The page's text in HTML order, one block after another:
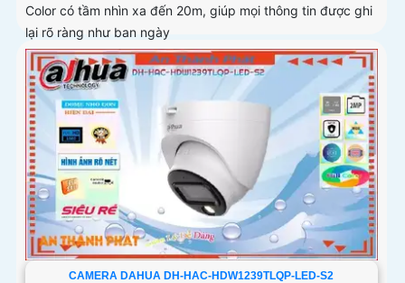
Color có tầm nhìn xa đến 20m, giúp mọi thông tin được ghi
lại rõ ràng như ban ngày
CAMERA DAHUA DH-HAC-HDW1239TLQP-LED-S2